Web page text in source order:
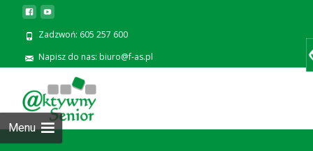
Zadzwoń: 605 257 600
Napisz do nas: biuro@f-as.pl
Menu